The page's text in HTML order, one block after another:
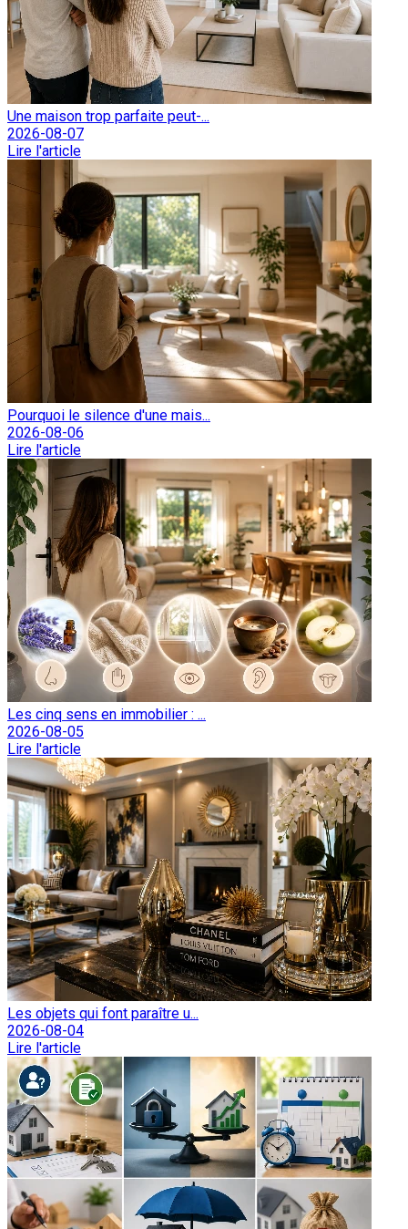
Une maison trop parfaite peut-...
2026-08-07
Lire l'article
Pourquoi le silence d'une mais...
2026-08-06
Lire l'article
Les cinq sens en immobilier : ...
2026-08-05
Lire l'article
Les objets qui font paraître u...
2026-08-04
Lire l'article